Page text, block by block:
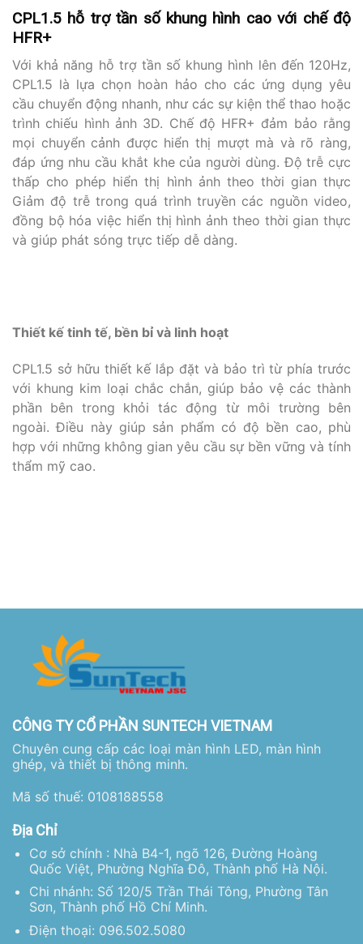
CPL1.5 hỗ trợ tần số khung hình cao với chế độ
HFR+
Với khả năng hỗ trợ tần số khung hình lên đến 120Hz,
CPL1.5 là lựa chọn hoàn hảo cho các ứng dụng yêu
cầu chuyển động nhanh, như các sự kiện thể thao hoặc
trình chiếu hình ảnh 3D. Chế độ HFR+ đảm bảo rằng
mọi chuyển cảnh được hiển thị mượt mà và rõ ràng,
đáp ứng nhu cầu khắt khe của người dùng. Độ trễ cực
thấp cho phép hiển thị hình ảnh theo thời gian thực
Giảm độ trễ trong quá trình truyền các nguồn video,
đồng bộ hóa việc hiển thị hình ảnh theo thời gian thực
và giúp phát sóng trực tiếp dễ dàng.
Thiết kế tinh tế, bền bỉ và linh hoạt
CPL1.5 sở hữu thiết kế lắp đặt và bảo trì từ phía trước
với khung kim loại chắc chắn, giúp bảo vệ các thành
phần bên trong khỏi tác động từ môi trường bên
ngoài. Điều này giúp sản phẩm có độ bền cao, phù
hợp với những không gian yêu cầu sự bền vững và tính
thẩm mỹ cao.
CÔNG TY CỔ PHẦN SUNTECH VIETNAM
Chuyên cung cấp các loại màn hình LED, màn hình
ghép, và thiết bị thông minh.
Mã số thuế: 0108188558
Địa Chỉ
Cơ sở chính : Nhà B4-1, ngõ 126, Đường Hoàng
Quốc Việt, Phường Nghĩa Đô, Thành phố Hà Nội.
Chi nhánh: Số 120/5 Trần Thái Tông, Phường Tân
Sơn, Thành phố Hồ Chí Minh.
Điện thoại: 096.502.5080